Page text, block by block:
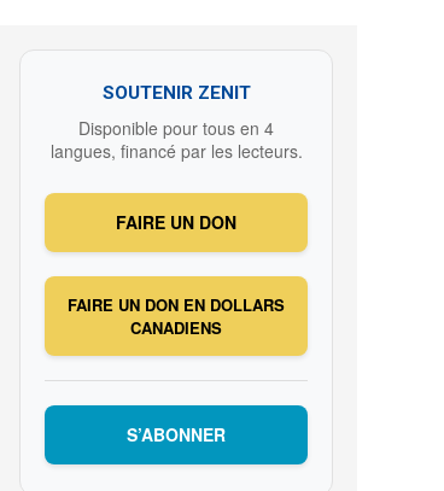
SOUTENIR ZENIT
Disponible pour tous en 4
langues, financé par les lecteurs.
FAIRE UN DON
FAIRE UN DON EN DOLLARS
CANADIENS
S’ABONNER